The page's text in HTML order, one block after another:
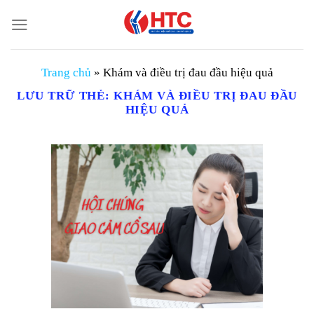
đến
nội
Trang chủ » Khám và điều trị đau đầu hiệu quả
LƯU TRỮ THẺ: KHÁM VÀ ĐIỀU TRỊ ĐAU ĐẦU
HIỆU QUẢ